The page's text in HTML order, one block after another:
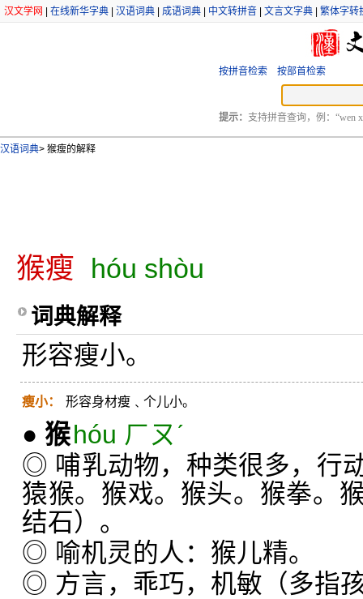
汉文学网 在线新华字典 汉语词典 成语词典 中文转拼音 文言文字典 繁体字转
按拼音检索 按部首检索
提示： 支持拼音查询，例：“wen
汉语词典> 猴瘦的解释
猴瘦 hóu shòu
词典解释
形容瘦小。
瘦小： 形容身材瘦﹑个儿小。
● 猴hóu ㄏㄡˊ
◎ 哺乳动物，种类很多，行
猿猴。猴戏。猴头。猴拳。
结石）。
◎ 喻机灵的人：猴儿精。
◎ 方言，乖巧，机敏（多指